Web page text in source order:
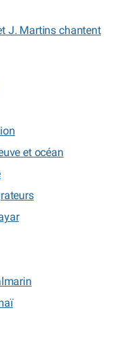
J. Martins chantent
et océan